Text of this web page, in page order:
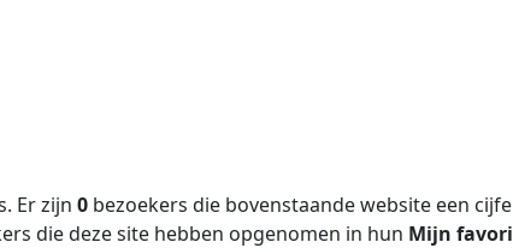
Er zijn 0 bezoekers die bovenstaande website een
die deze site hebben opgenomen in hun Mijn